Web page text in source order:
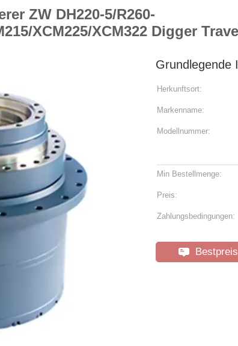
ZW DH220-5/R260-
XCM225/XCM322 Digger
Grundlegende
Herkunftsort:
Markenname:
Modellnummer:
Min Bestellmenge:
Preis:
Zahlungsbedingungen:
Bestpreis